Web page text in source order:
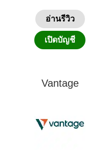
อ่านรีวิว
เปิดบัญชี
Vantage